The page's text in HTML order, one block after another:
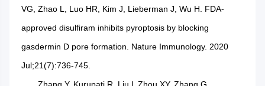
VG, Zhao L, Luo HR, Kim J, Lieberman J, Wu H. FDA-
approved disulfiram inhibits pyroptosis by blocking
gasdermin D pore formation. Nature Immunology. 2020
Jul;21(7):736-745.
Zhang Y, Kurupati R, Liu L Zhou XY, Zhang G,